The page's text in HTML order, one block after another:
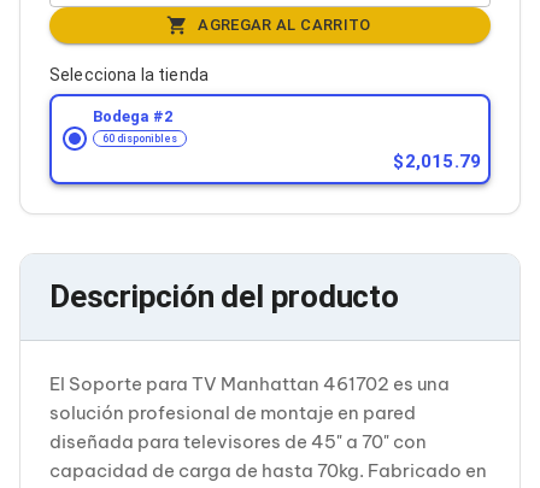
Adaptadores Video DisplayPort
Divisores de Video
Adaptadores Video HDMI
Extensores y Receptores de Vídeo
Adaptadores Video DVI
Adaptadores Video VGA / HD15
Repetidores USB
Adaptadores Audio
Adaptadores Audio AUX
Dispositivos de Entrada
Mouse
Mousepads
Controles de Juego para PC
Servidores
Accesorios para Servidores
Racks y Gabinetes
Charolas para Racks y Gabinetes
AGREGAR AL CARRITO
Selecciona la tienda
Bodega #2
60 disponibles
2,015.79
Descripción del producto
El Soporte para TV Manhattan 461702 es una
solución profesional de montaje en pared
diseñada para televisores de 45" a 70" con
capacidad de carga de hasta 70kg. Fabricado en